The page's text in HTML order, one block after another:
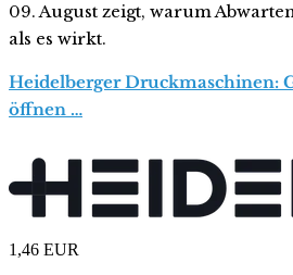
09. August zeigt, warum
als es wirkt.
Heidelberger Druckmaschinen:
öffnen …
1,46 EUR